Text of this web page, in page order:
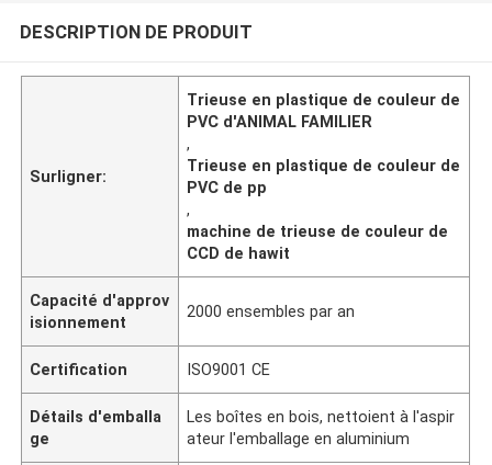
DESCRIPTION DE PRODUIT
Surligner:
Trieuse en plastique de couleur de
PVC d'ANIMAL FAMILIER
,
Trieuse en plastique de couleur de
PVC de pp
,
machine de trieuse de couleur de
CCD de hawit
Capacité d'approv
isionnement
2000 ensembles par an
Certification ISO9001 CE
Détails d'emballa
ge
Les boîtes en bois, nettoient à l'aspir
ateur l'emballage en aluminium